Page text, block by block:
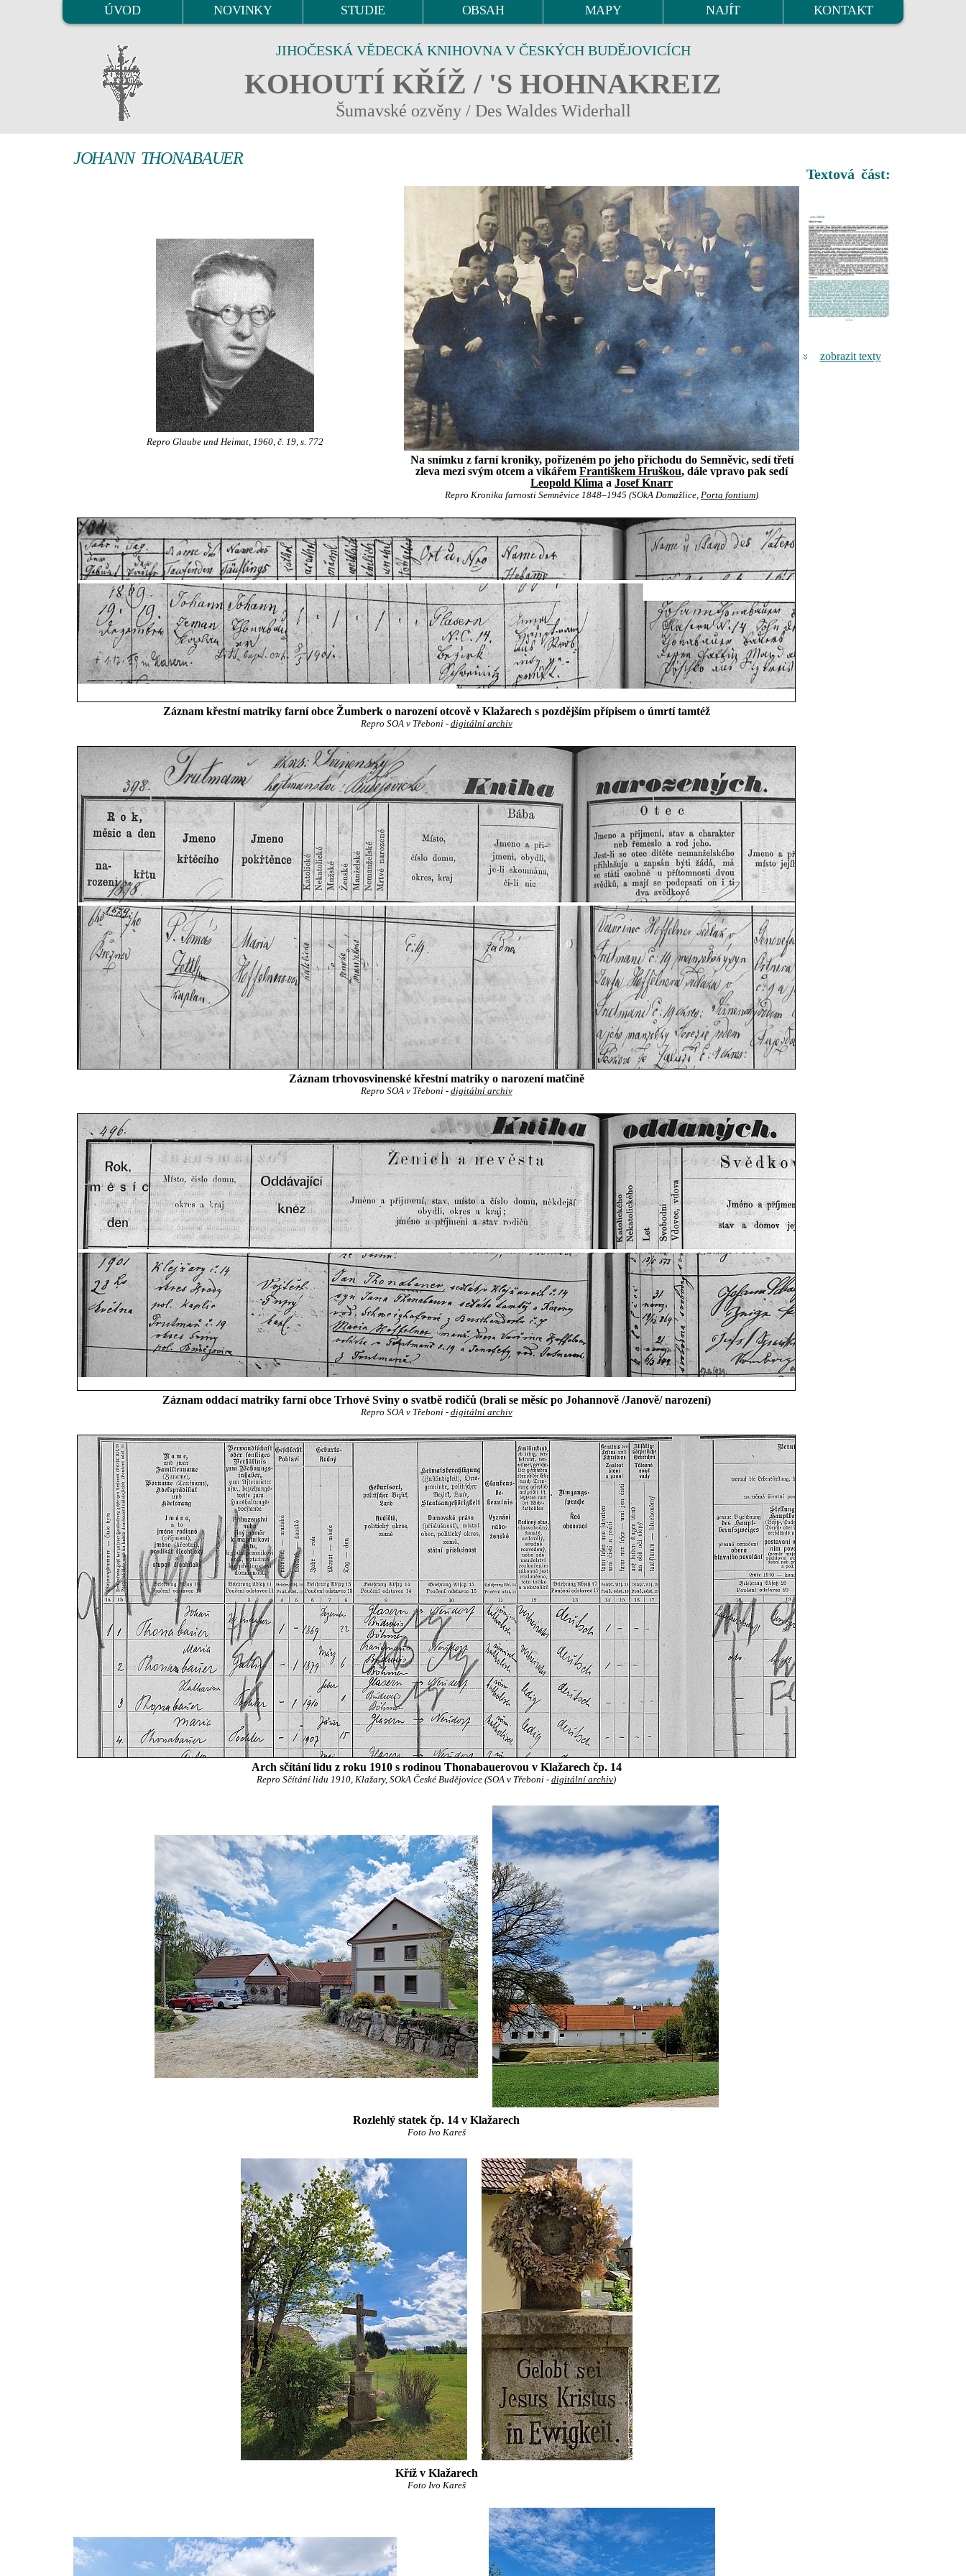
ÚVOD NOVINKY STUDIE OBSAH MAPY NAJÍT KONTAKT
JIHOČESKÁ VĚDECKÁ KNIHOVNA V ČESKÝCH BUDĚJOVICÍCH
KOHOUTÍ KŘÍŽ / 'S HOHNAKREIZ
Šumavské ozvěny / Des Waldes Widerhall
JOHANN THONABAUER
Repro Glaube und Heimat, 1960, č. 19, s. 772
Na snímku z farní kroniky, pořízeném po jeho příchodu do Semněvic, sedí třetí
zleva mezi svým otcem a vikářem Františkem Hruškou, dále vpravo pak sedí
Leopold Klima a Josef Knarr
Repro Kronika farnosti Semněvice 1848–1945 (SOkA Domažlice, Porta fontium)
Záznam křestní matriky farní obce Žumberk o narození otcově v Klažarech s pozdějším přípisem o úmrtí tamtéž
Repro SOA v Třeboni - digitální archiv
Záznam trhovosvinenské křestní matriky o narození matčině
Repro SOA v Třeboni - digitální archiv
Záznam oddací matriky farní obce Trhové Sviny o svatbě rodičů (brali se měsíc po Johannově /Janově/ narození)
Repro SOA v Třeboni - digitální archiv
Arch sčítání lidu z roku 1910 s rodinou Thonabauerovou v Klažarech čp. 14
Repro Sčítání lidu 1910, Klažary, SOkA České Budějovice (SOA v Třeboni - digitální archiv)
Rozlehlý statek čp. 14 v Klažarech
Foto Ivo Kareš
Kříž v Klažarech
Foto Ivo Kareš
Textová část:
zobrazit texty